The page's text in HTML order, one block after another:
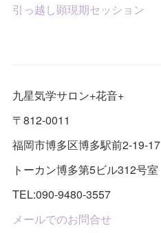
引っ越し顕現期セッション
九星気学サロン+花音+
〒812-0011
福岡市博多区博多駅前2-19-17
トーカン博多第5ビル312号室
TEL:090-9480-3557
メールでのお問合せ